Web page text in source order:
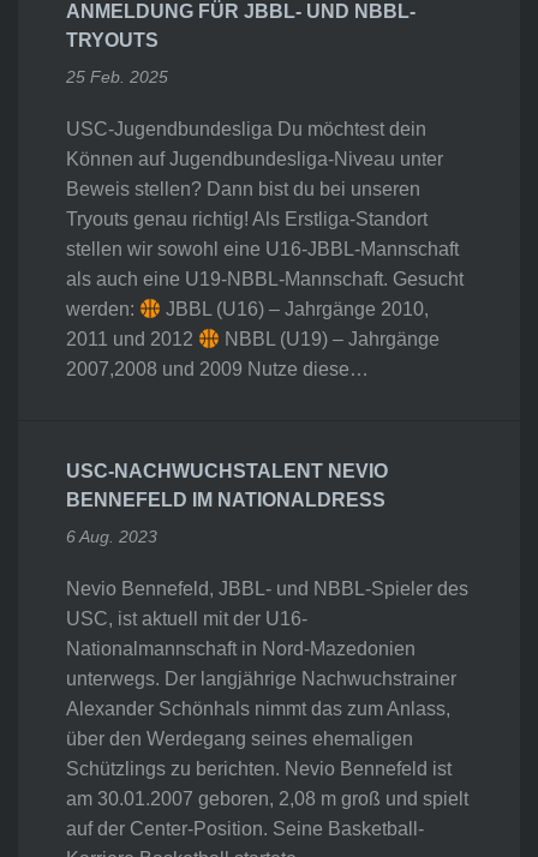
ANMELDUNG FÜR JBBL- UND NBBL-
TRYOUTS
25 Feb. 2025
USC-Jugendbundesliga Du möchtest dein
Können auf Jugendbundesliga-Niveau unter
Beweis stellen? Dann bist du bei unseren
Tryouts genau richtig! Als Erstliga-Standort
stellen wir sowohl eine U16-JBBL-Mannschaft
als auch eine U19-NBBL-Mannschaft. Gesucht
werden:
JBBL (U16) – Jahrgänge 2010,
2011 und 2012
NBBL (U19) – Jahrgänge
2007,2008 und 2009 Nutze diese…
USC-NACHWUCHSTALENT NEVIO
BENNEFELD IM NATIONALDRESS
6 Aug. 2023
Nevio Bennefeld, JBBL- und NBBL-Spieler des
USC, ist aktuell mit der U16-
Nationalmannschaft in Nord-Mazedonien
unterwegs. Der langjährige Nachwuchstrainer
Alexander Schönhals nimmt das zum Anlass,
über den Werdegang seines ehemaligen
Schützlings zu berichten. Nevio Bennefeld ist
am 30.01.2007 geboren, 2,08 m groß und spielt
auf der Center-Position. Seine Basketball-